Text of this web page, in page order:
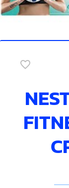
favorite_border